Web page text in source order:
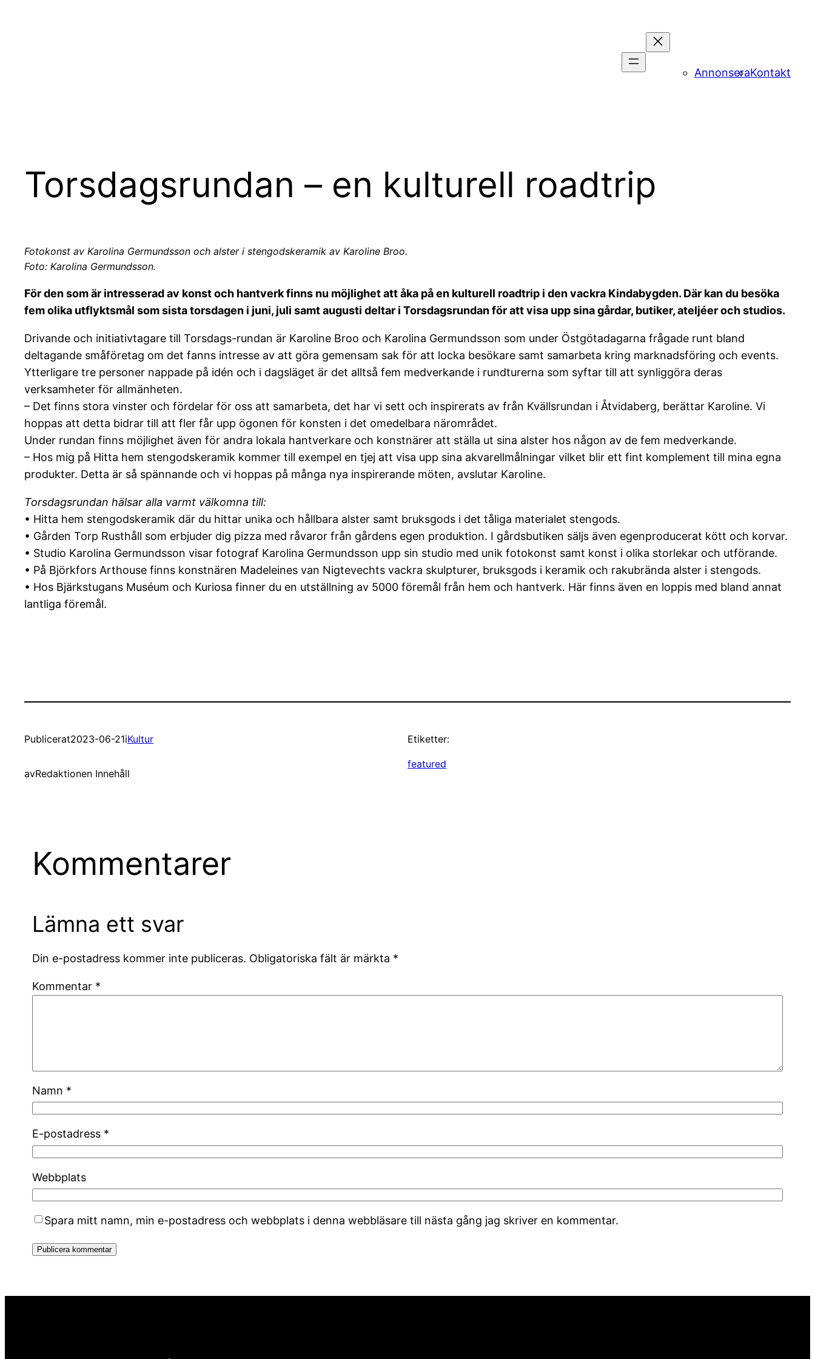
AnnonseraKontakt
Torsdagsrundan – en kulturell roadtrip
Fotokonst av Karolina Germundsson och alster i stengodskeramik av Karoline Broo.
Foto: Karolina Germundsson.
För den som är intresserad av konst och hantverk finns nu möjlighet att åka på en kulturell roadtrip i den vackra Kindabygden. Där kan du besöka
fem olika utflyktsmål som sista torsdagen i juni, juli samt augusti deltar i Torsdagsrundan för att visa upp sina gårdar, butiker, ateljéer och studios.
Drivande och initiativtagare till Torsdags-rundan är Karoline Broo och Karolina Germundsson som under Östgötadagarna frågade runt bland
deltagande småföretag om det fanns intresse av att göra gemensam sak för att locka besökare samt samarbeta kring marknadsföring och events.
Ytterligare tre personer nappade på idén och i dagsläget är det alltså fem medverkande i rundturerna som syftar till att synliggöra deras
verksamheter för allmänheten.
– Det finns stora vinster och fördelar för oss att samarbeta, det har vi sett och inspirerats av från Kvällsrundan i Åtvidaberg, berättar Karoline. Vi
hoppas att detta bidrar till att fler får upp ögonen för konsten i det omedelbara närområdet.
Under rundan finns möjlighet även för andra lokala hantverkare och konstnärer att ställa ut sina alster hos någon av de fem medverkande.
– Hos mig på Hitta hem stengodskeramik kommer till exempel en tjej att visa upp sina akvarellmålningar vilket blir ett fint komplement till mina egna
produkter. Detta är så spännande och vi hoppas på många nya inspirerande möten, avslutar Karoline.
Torsdagsrundan hälsar alla varmt välkomna till:
• Hitta hem stengodskeramik där du hittar unika och hållbara alster samt bruksgods i det tåliga materialet stengods.
• Gården Torp Rusthåll som erbjuder dig pizza med råvaror från gårdens egen produktion. I gårdsbutiken säljs även egenproducerat kött och korvar.
• Studio Karolina Germundsson visar fotograf Karolina Germundsson upp sin studio med unik fotokonst samt konst i olika storlekar och utförande.
• På Björkfors Arthouse finns konstnären Madeleines van Nigtevechts vackra skulpturer, bruksgods i keramik och rakubrända alster i stengods.
• Hos Bjärkstugans Muséum och Kuriosa finner du en utställning av 5000 föremål från hem och hantverk. Här finns även en loppis med bland annat
lantliga föremål.
Publicerat2023-06-21iKultur
avRedaktionen Innehåll
Etiketter:
featured
Kommentarer
Lämna ett svar
Din e-postadress kommer inte publiceras. Obligatoriska fält är märkta *
Kommentar *
Namn *
E-postadress *
Webbplats
Spara mitt namn, min e-postadress och webbplats i denna webbläsare till nästa gång jag skriver en kommentar.